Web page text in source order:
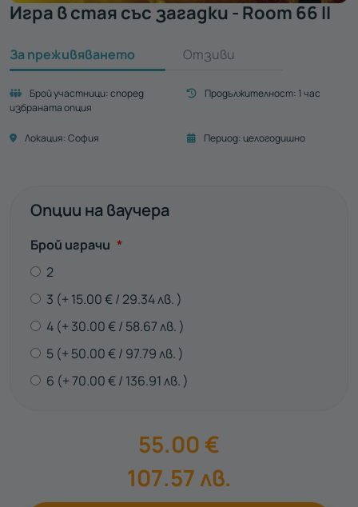
Игра в стая със загадки - Room 66 II
За преживяването Отзиви
Брой участници:според
избраната опция
Продължителност: 1 час
Локация:София Период:целогодишно
Опции на ваучера
Брой играчи Задължително
*
2
3
15.00€ 29.34лв.
4
30.00€ 58.67лв.
5
50.00€ 97.79лв.
6
70.00€ 136.91лв.
55.00 €
107.57лв.